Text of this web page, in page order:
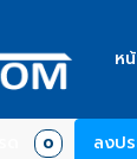
ห
0 ลงป